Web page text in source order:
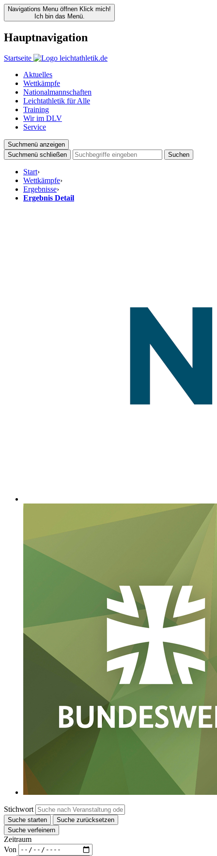
Navigations Menu öffnen Klick mich!
Ich bin das Menü.
Hauptnavigation
Startseite
Aktuelles
Wettkämpfe
Nationalmannschaften
Leichtathletik für Alle
Training
Wir im DLV
Service
Suchmenü anzeigen
Suchmenü schließen
Suchen
Start›
Wettkämpfe›
Ergebnisse›
Ergebnis Detail
Stichwort
Suche starten
Suche zurücksetzen
Suche verfeinern
Zeitraum
Von